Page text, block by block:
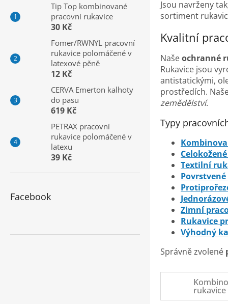
Tip Top kombinované
pracovní rukavice
30 Kč
Fomer/RWNYL pracovní
rukavice polomáčené v
latexové pěně
12 Kč
CERVA Emerton kalhoty
do pasu
619 Kč
PETRAX pracovní
rukavice polomáčené v
latexu
39 Kč
Facebook
Jsou navrženy
sortiment
Kvalitní
Našeochranné
Rukavice jsou
antistatickými,
prostředích.
zemědělství.
Typy
Textilní
Zimní
Rukavice
Výhodný
Správně zvolené
rukavice